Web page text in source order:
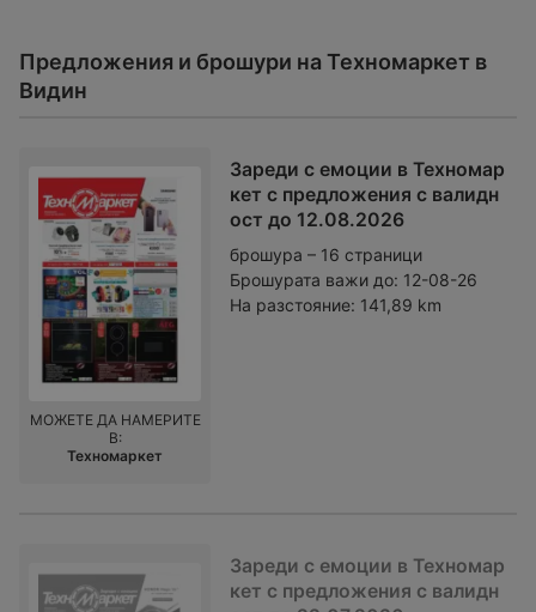
Предложения и брошури на Техномаркет в
Видин
Зареди с емоции в Техномар
кет с предложения с валидн
ост до 12.08.2026
брошура – 16 страници
Брошурата важи до: 12-08-26
На разстояние: 141,89 km
МОЖЕТЕ ДА НАМЕРИТЕ
В:
Техномаркет
Зареди с емоции в Техномар
кет с предложения с валидн